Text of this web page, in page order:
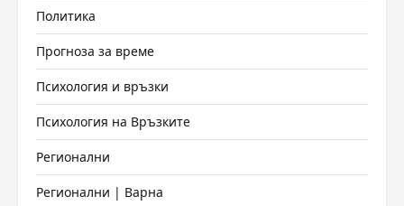
Политика
Прогноза за време
Психология и връзки
Психология на Връзките
Регионални
Регионални | Варна